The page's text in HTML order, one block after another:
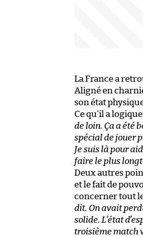
La France a
Aligné en
son état
Ce qu’il a
de loin. Ça a été
spécial de jouer
Je suis là pour
faire le plus
Deux autres
et le fait de
concerner tout
dit. On avait
solide. L’état
troisième match